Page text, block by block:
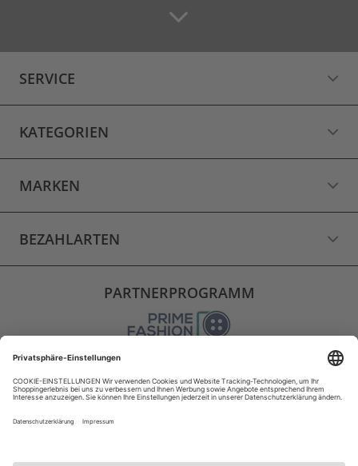
SERVICE
KATEGORIEN
MARKEN
BEZAHLARTEN
PARTNERPROGRAMM
VERSAND